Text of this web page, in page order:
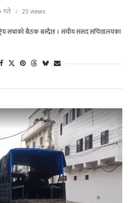
गते
25 views
सभाको बैठक बस्दैछ । संघीय संसद सचिवालयका